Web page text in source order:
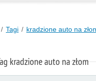
Tagi kradzione auto na
kradzione auto na złom